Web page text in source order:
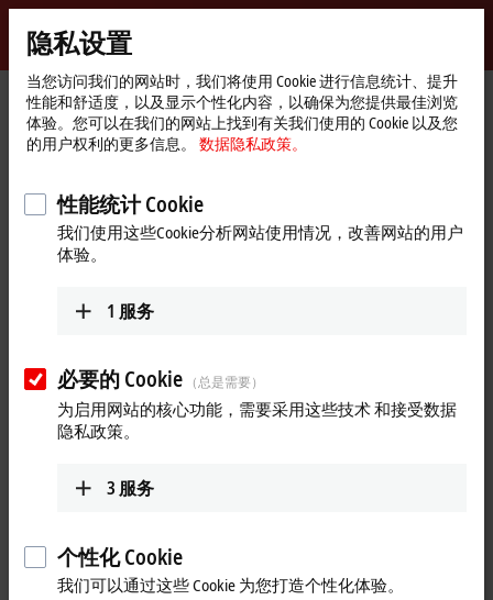
Beckhoff
-
自
动
化
技
术
Start
page
公司简介
最新资讯
MX-System：Schirmer 成为首个使用倍福 MX-System 系统的客户
Video
2024年4月24日
MX-System：Schirmer 成为首个使
制到现在全新的 MX-System 无控制柜解决方案。更多信息，请
点击视频观看。
更多关于此视频的信息
隐私设置
当您访问我们的网站时，我们将使用 Cookie 进行信息统计、提升
性能和舒适度，以及显示个性化内容，以确保为您提供最佳浏览
体验。您可以在我们的网站上找到有关我们使用的 Cookie 以及您
的用户权利的更多信息。
数据隐私政策。
性能统计 Cookie
我们使用这些Cookie分析网站使用情况，改善网站的用户
体验。
1 服务
必要的 Cookie （总是需要）
为启用网站的核心功能，需要采用这些技术 和接受数据
隐私政策。
3 服务
个性化 Cookie
我们可以通过这些 Cookie 为您打造个性化体验。